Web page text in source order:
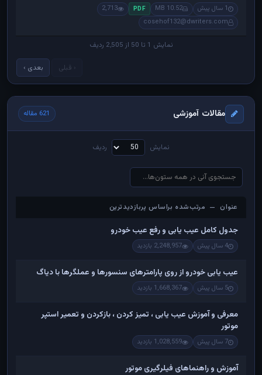
1 سال پیش 10.52 MB
PDF
2,713
cosehof132@dwriters.com
نمایش 1 تا 50 از 2,505 ردیف
‹ قبلی بعدی ›
مقالات آموزشی 621 مقاله
نمایش ردیف
عنوان — مرتب‌شده براساس پربازدیدترین
عنوان — مرتب‌شده براساس پربازدیدترین
جدول کامل عیب یابی و رفع عیب خودرو
4 سال پیش 2,248,957 بازدید
عیب یابی خودرو از روی پارامترهای سنسورها و عملگرها با دیاگ
5 سال پیش 1,668,367 بازدید
معرفی و آموزش عیب یابی ، تمیز کردن ، بازکردن و تعمیر استپر
موتور
7 سال پیش 1,028,559 بازدید
آموزش و راهنماهای فیلرگیری موتور